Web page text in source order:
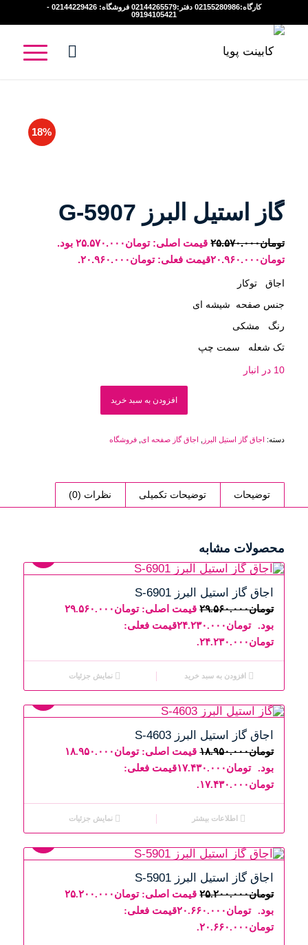
کارگاه:02155280986 دفتر:02144265579 فروشگاه: 02144229426 -
09194105421
18%
گاز استیل البرز G-5907
تومان۲۵.۵۷۰.۰۰۰ قیمت اصلی: تومان۲۵.۵۷۰.۰۰۰ بود.
تومان۲۰.۹۶۰.۰۰۰قیمت فعلی: تومان۲۰.۹۶۰.۰۰۰.
اجاق توکار
جنس صفحه شیشه ای
رنگ مشکی
تک شعله سمت چپ
10 در انبار
افزودن به سبد خرید
دسته: اجاق گاز استیل البرز اجاق گاز صفحه ای, فروشگاه
توضیحات توضیحات تکمیلی نظرات (0)
محصولات مشابه
اجاق گاز استیل البرز S-6901
تومان۲۹.۵۶۰.۰۰۰
قیمت اصلی: تومان۲۹.۵۶۰.۰۰۰
بود.
تومان۲۴.۲۳۰.۰۰۰قیمت فعلی:
تومان۲۴.۲۳۰.۰۰۰.
افزودن به سبد خرید نمایش جزئیات
اجاق گاز استیل البرز S-4603
تومان۱۸.۹۵۰.۰۰۰
قیمت اصلی: تومان۱۸.۹۵۰.۰۰۰
بود.
تومان۱۷.۴۳۰.۰۰۰قیمت فعلی:
تومان۱۷.۴۳۰.۰۰۰.
اطلاعات بیشتر نمایش جزئیات
اجاق گاز استیل البرز S-5901
تومان۲۵.۲۰۰.۰۰۰
قیمت اصلی: تومان۲۵.۲۰۰.۰۰۰
بود.
تومان۲۰.۶۶۰.۰۰۰قیمت فعلی:
تومان۲۰.۶۶۰.۰۰۰.